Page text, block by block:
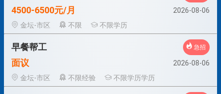
4500-6500元/月
2026-08-06
金坛-市区
不限 不限学历
早餐帮工 急招
面议
2026-08-06
金坛-市区
不限经验 不限学历学历